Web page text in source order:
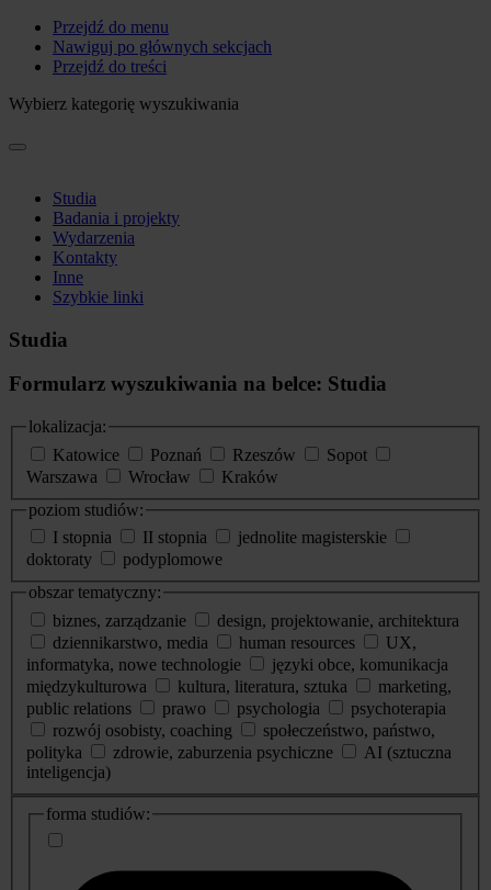
Przejdź do menu
Nawiguj po głównych sekcjach
Przejdź do treści
Wybierz kategorię wyszukiwania
Studia
Badania i projekty
Wydarzenia
Kontakty
Inne
Szybkie linki
Studia
Formularz wyszukiwania na belce: Studia
lokalizacja:
Katowice
Poznań Rzeszów
Sopot
Warszawa
Wrocław
Kraków
poziom studiów:
I stopnia
II stopnia
jednolite magisterskie
doktoraty
podyplomowe
obszar tematyczny:
biznes, zarządzanie
design, projektowanie, architektura
dziennikarstwo, media
human resources
UX,
informatyka, nowe technologie
języki obce, komunikacja
międzykulturowa
kultura, literatura, sztuka
marketing,
public relations
prawo psychologia
psychoterapia
rozwój osobisty, coaching
społeczeństwo, państwo,
polityka
zdrowie, zaburzenia psychiczne
AI (sztuczna
inteligencja)
dodatkowe
informacje
forma studiów: